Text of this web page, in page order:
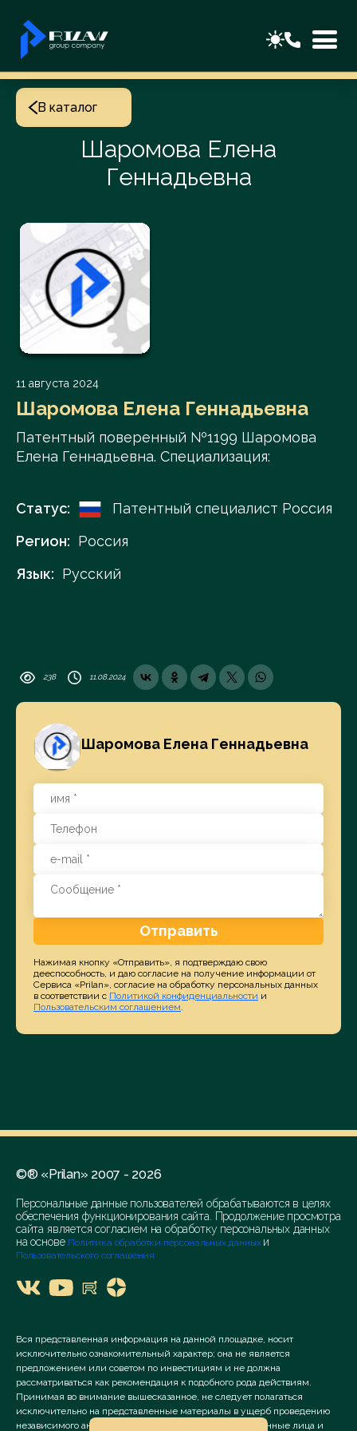
В каталог
Шаромова Елена
Геннадьевна
11 августа 2024
Шаромова Елена Геннадьевна
Патентный поверенный №1199 Шаромова
Елена Геннадьевна. Специализация:
Статус:
Патентный специалист Россия
Регион: Россия
Язык: Русский
238 11.08.2024
Шаромова Елена Геннадьевна
Отправить
Нажимая кнопку «Отправить», я подтверждаю свою
дееспособность, и даю согласие на получение информации от
Сервиса «Prilan», согласие на обработку персональных данных
в соответствии с Политикой конфиденциальности и
Пользовательским соглашением.
©® «Prilan» 2007 - 2026
Персональные данные пользователей обрабатываются в целях
обеспечения функционирования сайта. Продолжение просмотра
сайта является согласием на обработку персональных данных
на основе Политика обработки персональных данных и
Пользовательского соглашения
Вся представленная информация на данной площадке, носит
исключительно ознакомительный характер; она не является
предложением или советом по инвестициям и не должна
рассматриваться как рекомендация к подобного рода действиям.
Принимая во внимание вышесказанное, не следует полагаться
исключительно на представленные материалы в ущерб проведению
независимого анализа. Сервис «Prilan» его аффилированные лица и